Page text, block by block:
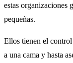
estas organizaciones
pequeñas.
Ellos tienen el
a una cama y hasta